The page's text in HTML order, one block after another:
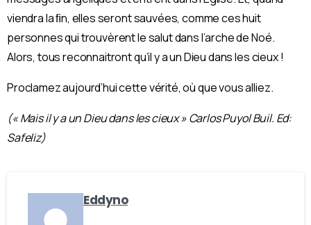
viendra la ﬁn, elles seront sauvées, comme ces huit
personnes qui trouvèrent le salut dans l’arche de Noé.
Alors, tous reconnaitront qu’il y a un Dieu dans les cieux !
Proclamez aujourd’hui cette vérité, où que vous alliez.
(« Mais il y a un Dieu dans les cieux » Carlos Puyol Buil. Ed:
Safeliz)
Eddyno